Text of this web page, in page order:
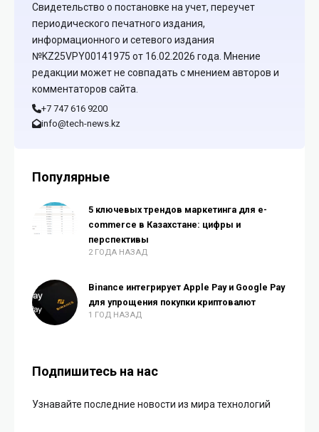
Свидетельство о постановке на учет, переучет
периодического печатного издания,
информационного и сетевого издания
№KZ25VPY00141975 от 16.02.2026 года. Мнение
редакции может не совпадать с мнением авторов и
комментаторов сайта.
+7 747 616 9200
info@tech-news.kz
Популярные
5 ключевых трендов маркетинга для e-
commerce в Казахстане: цифры и
перспективы
2 ГОДА НАЗАД
Binance интегрирует Apple Pay и Google Pay
для упрощения покупки криптовалют
1 ГОД НАЗАД
Подпишитесь на нас
Узнавайте последние новости из мира технологий